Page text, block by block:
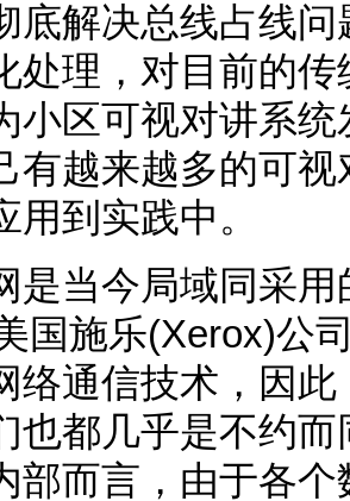
底解决总线占线
处理，对目前的
小区可视对讲系
有越来越多的可
用到实践中。
当今局域同采用
国施乐(Xerox)公
络通信技术，因
也都几乎是不约
部而言，由于各